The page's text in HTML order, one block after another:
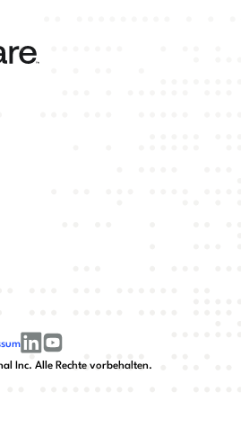
Inc. Alle Rechte vorbehalten.
linkedinyoutube